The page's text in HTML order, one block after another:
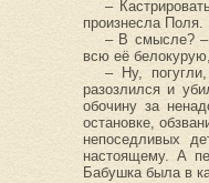
–
произнесла Поля.
– В смысле? –
всю её
– Ну,
разозлился и
обочину за
остановке,
непоседливых
настоящему. А
Бабушка была в